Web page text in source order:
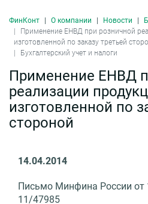
ФинКонт О компании Новости
Применение ЕНВД при розничной
изготовленной по заказу третьей
Бухгалтерский учет и налоги
Применение ЕНВД
реализации
изготовленной по
стороной
14.04.2014
Письмо Минфина России от
11/47985
Даю согласие на
данные и
конфиденциальности
Заказать